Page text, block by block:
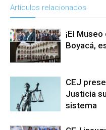
Artículos relacionados
¡El
Boyacá,
CEJ
Justicia
sistema